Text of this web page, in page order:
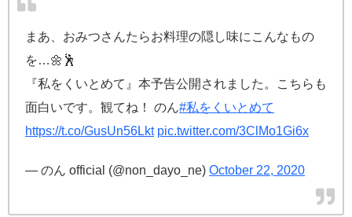
まあ、おみつさんたらお料理の隠し味にこんなもの
を…🌼🕺
『私をくいとめて』本予告公開されました。こちらも
面白いです。観てね！ のん#私をくいとめて
https://t.co/GusUn56Lkt pic.twitter.com/3ClMo1Gi6x
— のん official (@non_dayo_ne) October 22, 2020